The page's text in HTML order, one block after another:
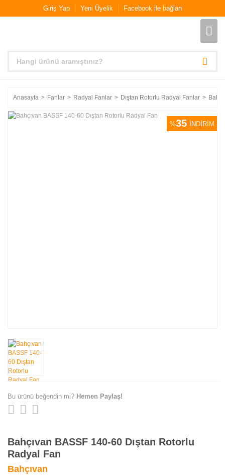
Giriş Yap Yeni Üyelik Facebook ile bağlan
Anasayfa Fanlar Radyal Fanlar Dıştan Rotorlu Radyal Fanlar
%35 İNDİRİM
Bu ürünü beğendin mi? Hemen Paylaş!
Bahçıvan BASSF 140-60 Dıştan Rotorlu
Radyal Fan
Bahçıvan